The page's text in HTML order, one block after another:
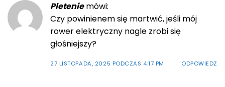
Pletenie mówi:
Czy powinienem się martwić, jeśli mój
rower elektryczny nagle zrobi się
głośniejszy?
27 LISTOPADA, 2025 PODCZAS 4:17 PM ODPOWIEDZ